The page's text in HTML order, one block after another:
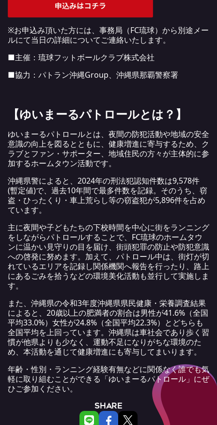
※お申込み頂いた方には、事務局（FC琉球）から別途メー
ルにて当日の詳細についてご連絡いたします。
■主催：琉球フットボールクラブ株式会社
■協力：パトラン沖縄Group、沖縄県那覇警察署
【ゆいまーるパトロールとは？】
ゆいまーるパトロールとは、夜間の防犯活動や地域の安全
意識の向上を図るとともに、健康増進に寄与するため、ク
ラブとファン・サポーター、地域住民の方々が主体的に参
加するホームタウン活動です。
沖縄県警によると、 2024年の刑法犯認知件数は9,578件
(暫定値)で、過去10年間で最多件数を記録。そのうち、窃
盗・ひったくり・車上荒らし等の窃盗犯が5,896件を占め
ています。
主に夜間や子どもたちの下校時間を中心に街をランニング
をしながらパトロールすることで、FC琉球のホームタウ
ンに温かい見守りの目を届け、街頭犯罪の防止や防犯意識
への啓発に努めます。加えて、パトロール中は、街灯が切
れているエリアを記録し関係機関へ報告を行ったり、路上
にあるごみを拾うなどの環境美化活動も並行して実施しま
す。
また、沖縄県の令和3年度沖縄県県民健康・栄養調査結果
によると、20歳以上の肥満者の割合は男性が41.6%（全国
平均33.0%）女性が24.8%（全国平均22.3%）とどちらも
全国平均を上回っています。沖縄県は車社会であり歩く習
慣が他県よりも少なく、運動不足になりがちな環境のた
め、本活動を通じて健康増進にも寄与してまいります。
年齢・性別・ランニング経験有無などに関係なく誰でも気
軽に取り組むことができる「ゆいまーるパトロール」にぜ
ひご参加ください。
SHARE